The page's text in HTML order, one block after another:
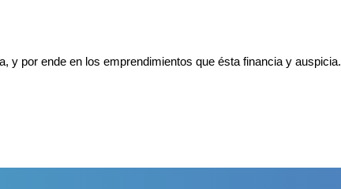
y por ende en los emprendimientos que ésta financia y auspicia.